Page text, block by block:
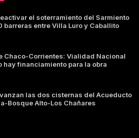
el soterramiento del Sarmiento
barreras entre Villa Luro y Caballito
Chaco-Corrientes: Vialidad Nacional
hay financiamiento para la obra
las dos cisternas del Acueducto
Bosque Alto-Los Chañares